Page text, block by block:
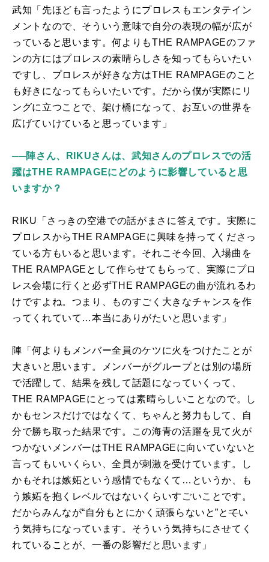
武知「先ほども言ったようにプロレスもエンタテイン
メントなので、そういう意味で自分の表現の幅が広が
っていると思います。何よりもTHE RAMPAGEのファ
ンの方にはプロレスの素晴らしさを知ってもらいたい
ですし、プロレスが好きな方はTHE RAMPAGEのこと
も好きになってもらいたいです。だから僕が実際にリ
ングに立つことで、架け橋になって、お互いの世界を
広げていけていると思っています」
──陣さん、RIKUさんは、武知さんのプロレスでの活
躍はTHE RAMPAGEにどのように影響していると思
いますか？
RIKU「さっきの空港での話がまさに答えです。実際に
プロレスからTHE RAMPAGEに興味を持ってくださっ
ている方もいると思います。それこそ今回、入場曲を
THE RAMPAGE として作らせてもらって、実際にプロ
レス会場に行くと必ずTHE RAMPAGEの曲が流れるわ
けですよね。つまり、ものすごく大きなチャンスを作
ってくれていて…本当にありがたいと思います」
陣「何よりもメンバー全員のケツに火をつけたことが
大きいと思います。メンバーがグループとは別の場所
で活躍して、結果を残して話題になっていくって、
THE RAMPAGEにとっては素晴らしいことなので。し
かもセンスだけではなくて、ちゃんと努力もして、自
分で勝ち取った結果です。この海青の活躍を見て火が
つかないメンバーはTHE RAMPAGEに向いていないと
言ってもいいくらい、全員が刺激を受けています。し
かもそれは嫉妬という感情でもなくて…というか、も
う嫉妬を抱くレベルではないくらいすごいことです。
だからみんなが“自分もとにかく頑張らないと”とてい
う気持ちになっています。そういう気持ちにさせてく
れていることが、一番の影響だと思います」